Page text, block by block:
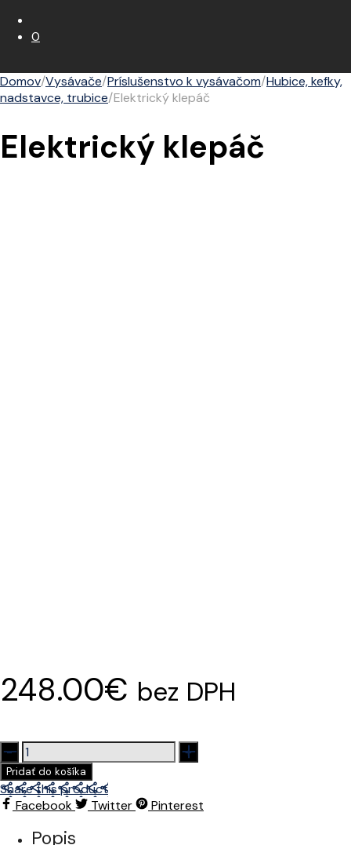
0
Domov/Vysávače/Príslušenstvo k vysávačom/Hubice, kefky,
nadstavce, trubice/Elektrický klepáč
Elektrický klepáč
248.00€ bez DPH
množstvo
Elektrický
klepáč
Pridať do košíka
Share this product
Facebook
Twitter Pinterest
Popis